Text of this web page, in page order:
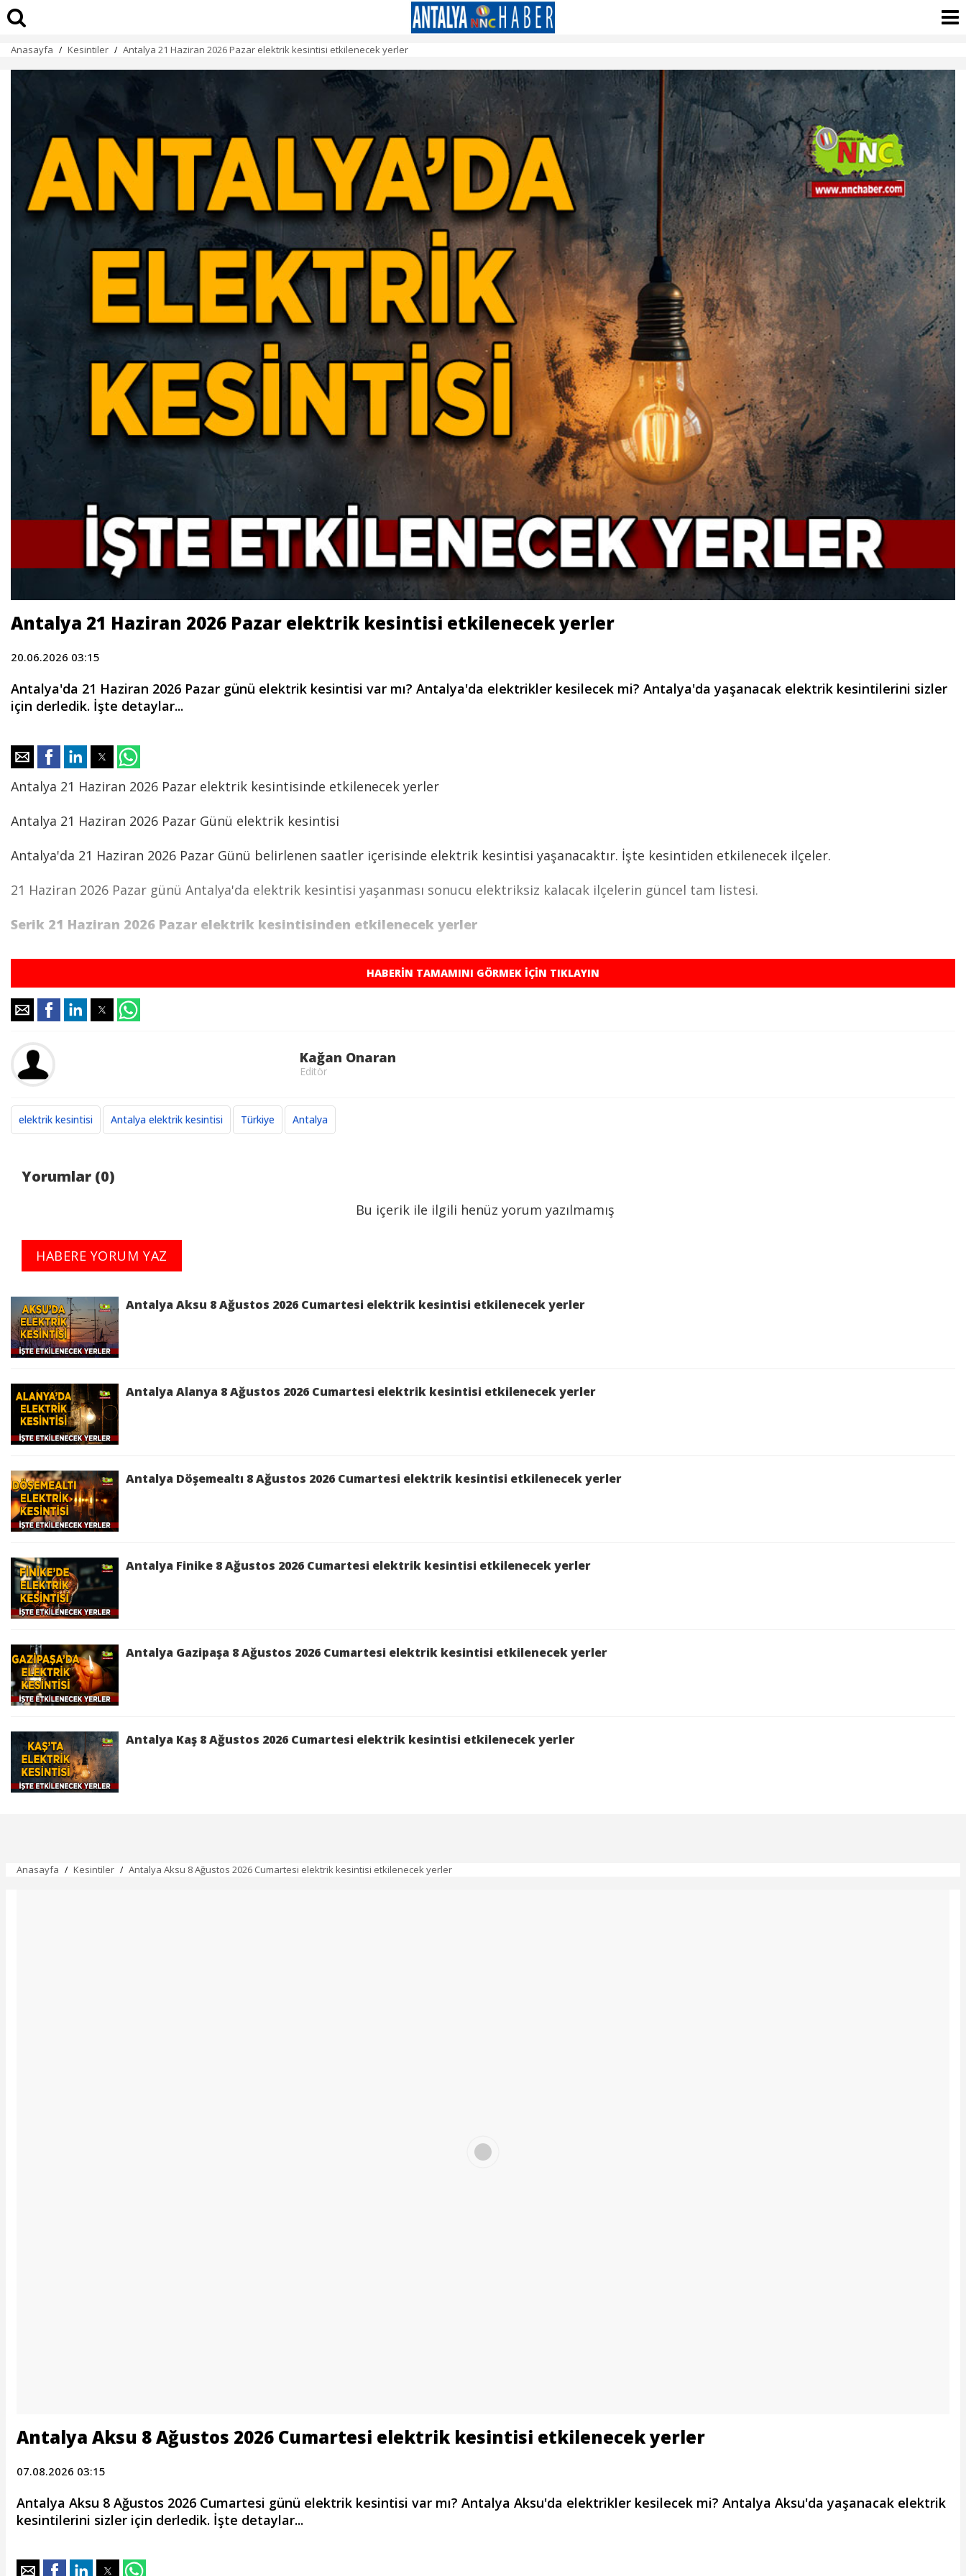
Anasayfa / Kesintiler / Antalya 21 Haziran 2026 Pazar elektrik kesintisi etkilenecek yerler
Antalya 21 Haziran 2026 Pazar elektrik kesintisi etkilenecek yerler
20.06.2026 03:15
Antalya'da 21 Haziran 2026 Pazar günü elektrik kesintisi var mı? Antalya'da elektrikler kesilecek mi? Antalya'da yaşanacak elektrik kesintilerini sizler
için derledik. İşte detaylar...
Antalya 21 Haziran 2026 Pazar elektrik kesintisinde etkilenecek yerler
Antalya 21 Haziran 2026 Pazar Günü elektrik kesintisi
Antalya'da 21 Haziran 2026 Pazar Günü belirlenen saatler içerisinde elektrik kesintisi yaşanacaktır. İşte kesintiden etkilenecek ilçeler.
21 Haziran 2026 Pazar günü Antalya'da elektrik kesintisi yaşanması sonucu elektriksiz kalacak ilçelerin güncel tam listesi.
Serik 21 Haziran 2026 Pazar elektrik kesintisinden etkilenecek yerler
HABERİN TAMAMINI GÖRMEK İÇİN TIKLAYIN
Kağan Onaran
Editör
elektrik kesintisi Antalya elektrik kesintisi Türkiye Antalya
Yorumlar (0)
Bu içerik ile ilgili henüz yorum yazılmamış
HABERE YORUM YAZ
Antalya Aksu 8 Ağustos 2026 Cumartesi elektrik kesintisi etkilenecek yerler
Antalya Alanya 8 Ağustos 2026 Cumartesi elektrik kesintisi etkilenecek yerler
Antalya Döşemealtı 8 Ağustos 2026 Cumartesi elektrik kesintisi etkilenecek yerler
Antalya Finike 8 Ağustos 2026 Cumartesi elektrik kesintisi etkilenecek yerler
Antalya Gazipaşa 8 Ağustos 2026 Cumartesi elektrik kesintisi etkilenecek yerler
Antalya Kaş 8 Ağustos 2026 Cumartesi elektrik kesintisi etkilenecek yerler